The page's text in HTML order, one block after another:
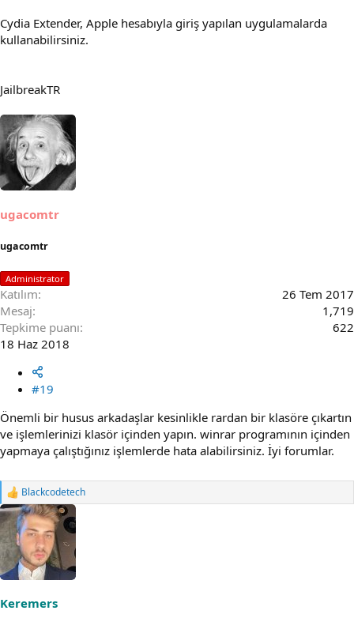
Cydia Extender, Apple hesabıyla giriş yapılan uygulamalarda
kullanabilirsiniz.
JailbreakTR
ugacomtr
ugacomtr
Administrator
Katılım
26 Tem 2017
Mesaj
1,719
Tepkime puanı
622
18 Haz 2018
#19
Önemli bir husus arkadaşlar kesinlikle rardan bir klasöre çıkartın
ve işlemlerinizi klasör içinden yapın. winrar programının içinden
yapmaya çalıştığınız işlemlerde hata alabilirsiniz. İyi forumlar.
R
e
a
c
t
o
s
:
Blackcodetech
Keremers